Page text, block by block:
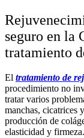
seguro en la
tratamiento
El tratamiento de
procedimiento no
tratar varios
manchas, cicatrices
producción de
elasticidad y firmeza.